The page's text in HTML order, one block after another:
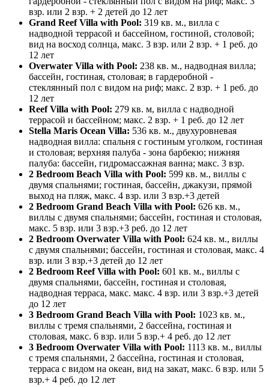
взр. или 2 взр. + 2 детей до 12 лет
Grand Reef Villa with Pool: 319 кв. м., вилла с
надводной террасой и бассейном, гостиной, столовой;
вид на восход солнца, макс. 3 взр. или 2 взр. + 1 реб. до
12 лет
Overwater Villa with Pool: 238 кв. м., надводная вилла;
бассейн, гостиная, столовая; в гардеробной -
стеклянный пол с видом на риф; макс. 2 взр. + 1 реб. до
12 лет
Reef Villa with Pool: 279 кв. м, вилла с надводной
террасой и бассейном; макс. 2 взр. + 1 реб. до 12 лет
Stella Maris Ocean Villa: 536 кв. м., двухуровневая
надводная вилла: спальня с гостиным уголком, гостиная
и столовая; верхняя палуба - зона барбекю; нижняя
палуба: бассейн, гидромассажная ванна; макс. 3 взр.
2 Bedroom Beach Villa with Pool: 599 кв. м., виллы с
двумя спальнями; гостиная, бассейн, джакузи, прямой
выход на пляж, макс. 4 взр. или 3 взр.+3 детей
2 Bedroom Grand Beach Villa with Pool: 626 кв. м.,
виллы с двумя спальнями; бассейн, гостиная и столовая,
макс. 5 взр. или 3 взр.+3 реб. до 12 лет
2 Bedroom Overwater Villa with Pool: 624 кв. м., виллы
с двумя спальнями; бассейн, гостиная и столовая, макс. 4
взр. или 3 взр.+3 детей до 12 лет
2 Bedroom Reef Villa with Pool: 601 кв. м., виллы с
двумя спальнями, бассейн, гостиная и столовая,
надводная терраса, макс. макс. 4 взр. или 3 взр.+3 детей
до 12 лет
3 Bedroom Grand Beach Villa with Pool: 1023 кв. м.,
виллы с тремя спальнями, 2 бассейна, гостиная и
столовая, макс. 6 взр. или 5 взр.+ 4 реб. до 12 лет
3 Bedroom Overwater Villa with Pool: 1113 кв. м., виллы
с тремя спальнями, 2 бассейна, гостиная и столовая,
терраса с видом на океан, вид на закат, макс. 6 взр. или 5
взр.+ 4 реб. до 12 лет